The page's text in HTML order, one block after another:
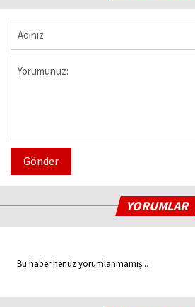
Gönder
YORUMLAR
Bu haber henüz yorumlanmamış...